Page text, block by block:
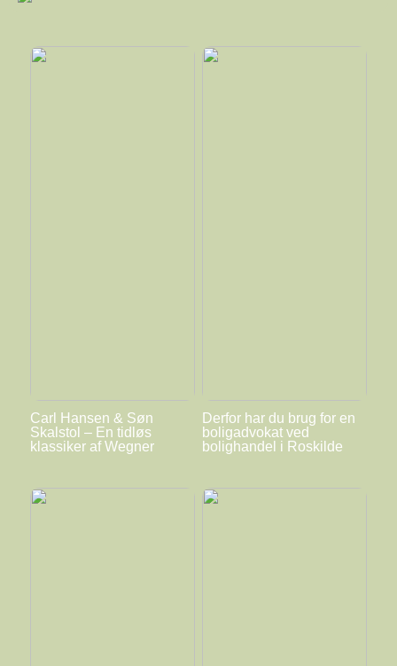
Carl Hansen & Søn
Skalstol – En tidløs
klassiker af Wegner
Derfor har du brug for en
boligadvokat ved
bolighandel i Roskilde